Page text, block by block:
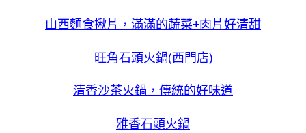
山西麵食揪片，滿滿的蔬菜+肉片好清甜
旺角石頭火鍋(西門店)
清香沙茶火鍋，傳統的好味道
雅香石頭火鍋